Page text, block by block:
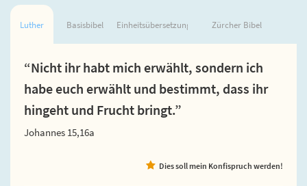
Luther Basisbibel Einheitsübersetzung Zürcher Bibel
“Nicht ihr habt mich erwählt, sondern ich
habe euch erwählt und bestimmt, dass ihr
hingeht und Frucht bringt.”
Johannes 15,16a
Dies soll mein Konfispruch werden!